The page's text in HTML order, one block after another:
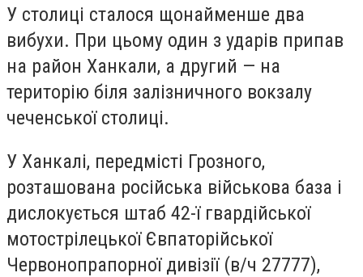
У столиці сталося щонайменше два
вибухи. При цьому один з ударів припав
на район Ханкали, а другий — на
територію біля залізничного вокзалу
чеченської столиці.
У Ханкалі, передмісті Грозного,
розташована російська військова база і
дислокується штаб 42-ї гвардійської
мотострілецької Євпаторійської
Червонопрапорної дивізії (в/ч 27777),